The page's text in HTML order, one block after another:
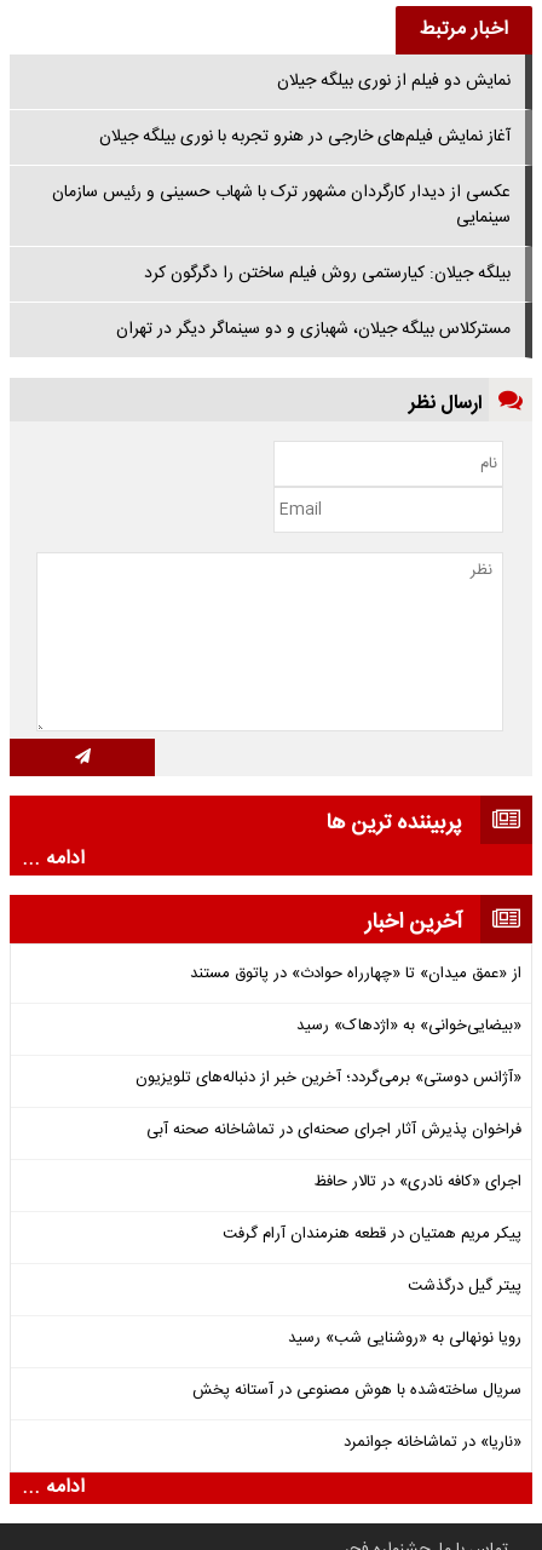
اخبار مرتبط
نمایش دو فیلم از نوری بیلگه جیلان
آغاز نمایش فیلم‌های خارجی در هنرو تجربه با نوری بیلگه جیلان
عکسی از دیدار کارگردان مشهور ترک با شهاب حسینی و رئیس سازمان
سینمایی
بیلگه جیلان: کیارستمی روش فیلم ساختن را دگرگون کرد
مسترکلاس بیلگه جیلان، شهبازی و دو سینماگر دیگر در تهران
ارسال نظر
پربیننده ترین ها
ادامه ...
آخرین اخبار
از «عمق میدان» تا «چهارراه حوادث» در پاتوق مستند
«بیضایی‌خوانی» به «اژدهاک» رسید
«آژانس دوستی» برمی‌گردد؛ آخرین خبر از دنباله‌های تلویزیون
فراخوان پذیرش آثار اجرای صحنه‌ای در تماشاخانه صحنه آبی
اجرای «کافه نادری» در تالار حافظ
پیکر مریم همتیان در قطعه هنرمندان آرام گرفت
پیتر گیل درگذشت
رویا نونهالی به «روشنایی شب» رسید
سریال ساخته‌شده با هوش مصنوعی در آستانه پخش
«ناریا» در تماشاخانه جوانمرد
ادامه ...